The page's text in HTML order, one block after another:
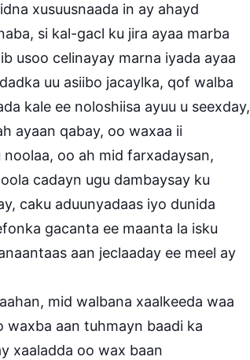
xusuusnaada in ay ahayd
si kal-gacl ku jira ayaa marba
usoo celinayay marna iyada ayaa
uu asiibo jacaylka, qof walba
kale ee noloshiisa ayuu u seexday,
ayaan qabay, oo waxaa ii
oo ah mid farxadaysan,
cadayn ugu dambaysay ku
caku aduunyadaas iyo dunida
gacanta ee maanta la isku
aan jeclaaday ee meel ay
mid walbana xaalkeeda waa
waxba aan tuhmayn baadi ka
xaaladda oo wax baan